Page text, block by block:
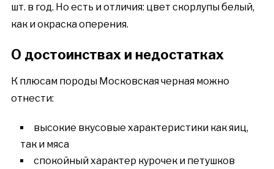
шт. в год. Но есть и отличия: цвет скорлупы белый,
как и окраска оперения.
О достоинствах и недостатках
К плюсам породы Московская черная можно
отнести:
высокие вкусовые характеристики как яиц,
так и мяса
спокойный характер курочек и петушков